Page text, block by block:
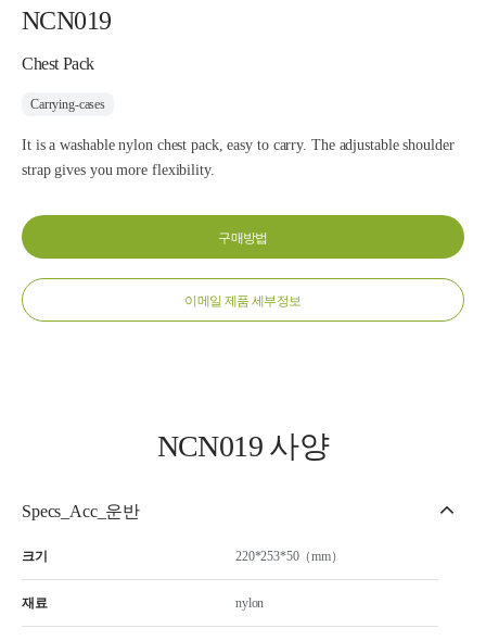
NCN019
Chest Pack
Carrying-cases
It is a washable nylon chest pack, easy to carry. The adjustable shoulder
strap gives you more flexibility.
구매방법
이메일 제품 세부정보
NCN019 사양
Specs_Acc_운반
크기 220*253*50（mm）
재료 nylon